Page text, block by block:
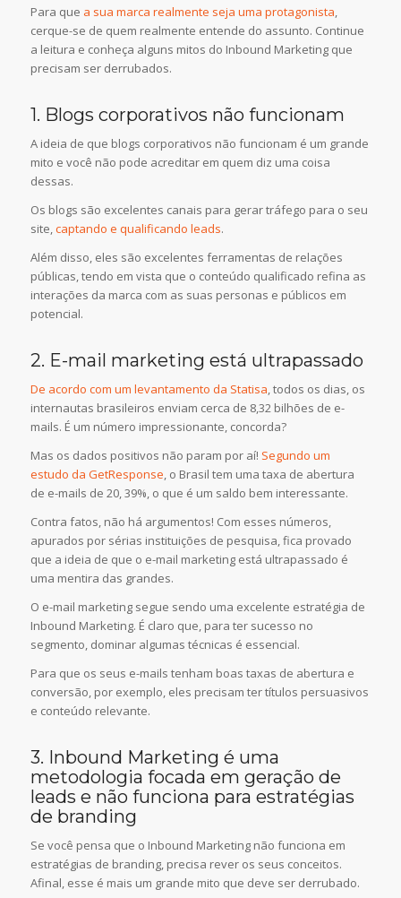
Para que a sua marca realmente seja uma protagonista,
cerque-se de quem realmente entende do assunto. Continue
a leitura e conheça alguns mitos do Inbound Marketing que
precisam ser derrubados.
1. Blogs corporativos não funcionam
A ideia de que blogs corporativos não funcionam é um grande
mito e você não pode acreditar em quem diz uma coisa
dessas.
Os blogs são excelentes canais para gerar tráfego para o seu
site,captando e qualificando leads.
Além disso, eles são excelentes ferramentas de relações
públicas, tendo em vista que o conteúdo qualificado refina as
interações da marca com as suas personas e públicos em
potencial.
2. E-mail marketing está ultrapassado
De acordo com um levantamento da Statisa, todos os dias, os
internautas brasileiros enviam cerca de 8,32 bilhões de e-
mails. É um número impressionante, concorda?
Mas os dados positivos não param por aí! Segundo um
estudo da GetResponse, o Brasil tem uma taxa de abertura
de e-mails de 20, 39%, o que é um saldo bem interessante.
Contra fatos, não há argumentos! Com esses números,
apurados por sérias instituições de pesquisa, fica provado
que a ideia de que o e-mail marketing está ultrapassado é
uma mentira das grandes.
O e-mail marketing segue sendo uma excelente estratégia de
Inbound Marketing. É claro que, para ter sucesso no
segmento, dominar algumas técnicas é essencial.
Para que os seus e-mails tenham boas taxas de abertura e
conversão, por exemplo, eles precisam ter títulos persuasivos
e conteúdo relevante.
3. Inbound Marketing é uma
metodologia focada em geração de
leads e não funciona para estratégias
de branding
Se você pensa que o Inbound Marketing não funciona em
estratégias de branding, precisa rever os seus conceitos.
Afinal, esse é mais um grande mito que deve ser derrubado.